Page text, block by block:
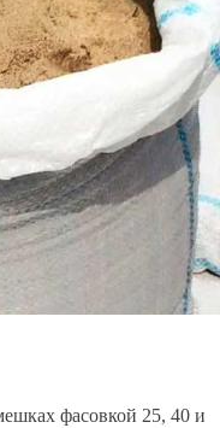
фасовкой 25, 40 и